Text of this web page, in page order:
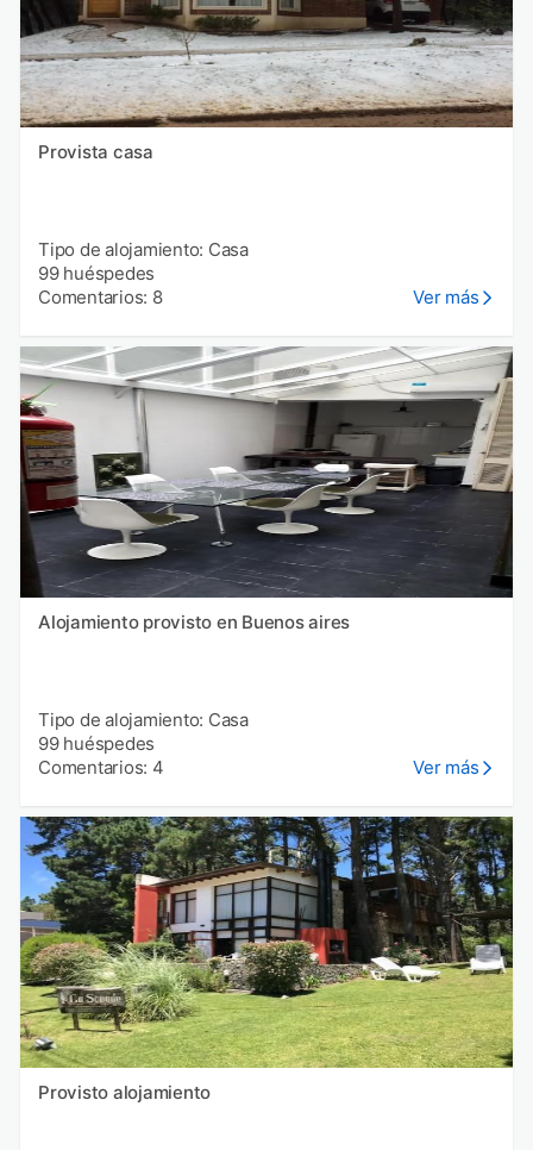
Provista casa
Tipo de alojamiento: Casa
99 huéspedes
Comentarios: 8
Ver más
Alojamiento provisto en Buenos aires
Tipo de alojamiento: Casa
99 huéspedes
Comentarios: 4
Ver más
Provisto alojamiento